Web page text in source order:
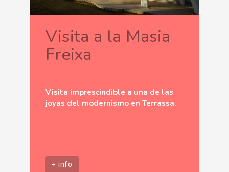
Visita a la Masia
Freixa
Visita imprescindible a una de las
joyas del modernismo en Terrassa.
+ info